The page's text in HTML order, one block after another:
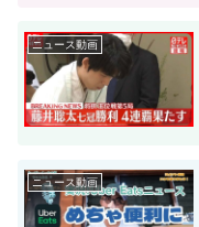
ニュース動画
ニュース動画